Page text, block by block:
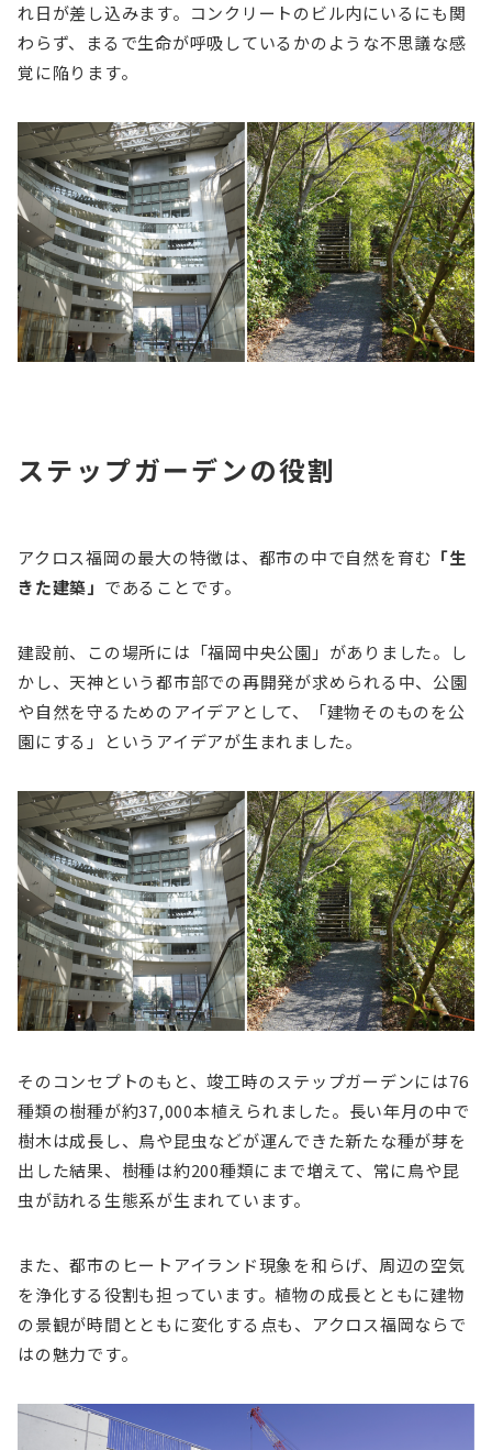
れ日が差し込みます。コンクリートのビル内にいるにも関
わらず、まるで生命が呼吸しているかのような不思議な感
覚に陥ります。
ステップガーデンの役割
アクロス福岡の最大の特徴は、都市の中で自然を育む 「生
きた建築」 であることです。
建設前、この場所には「福岡中央公園」がありました。し
かし、天神という都市部での再開発が求められる中、公園
や自然を守るためのアイデアとして、「建物そのものを公
園にする」というアイデアが生まれました。
そのコンセプトのもと、竣工時のステップガーデンには76
種類の樹種が約37,000本植えられました。長い年月の中で
樹木は成長し、鳥や昆虫などが運んできた新たな種が芽を
出した結果、樹種は約200種類にまで増えて、常に鳥や昆
虫が訪れる生態系が生まれています。
また、都市のヒートアイランド現象を和らげ、周辺の空気
を浄化する役割も担っています。植物の成長とともに建物
の景観が時間とともに変化する点も、アクロス福岡ならで
はの魅力です。